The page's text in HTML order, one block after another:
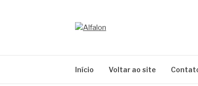
Início Voltar ao site